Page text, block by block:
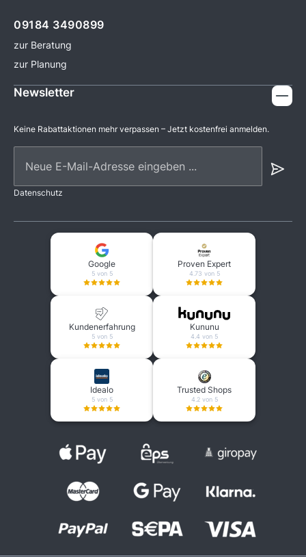
09184 3490899
zur Beratung
zur Planung
Newsletter
Keine Rabattaktionen mehr verpassen – Jetzt kostenfrei anmelden.
Datenschutz
Google
5 von 5
Proven Expert
4.73 von 5
Kundenerfahrung
5 von 5
Kununu
4.4 von 5
Idealo
5 von 5
Trusted Shops
4.2 von 5